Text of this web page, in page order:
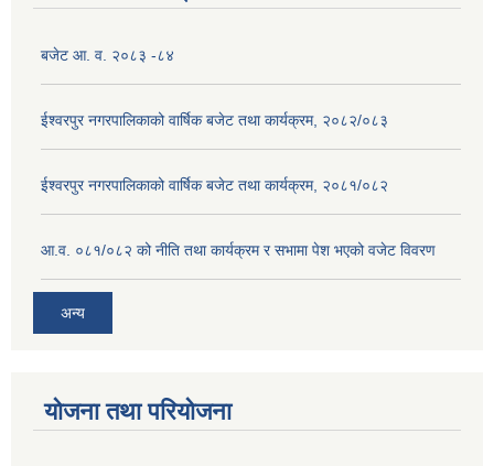
बजेट आ. व. २०८३ -८४
ईश्वरपुर नगरपालिकाको वार्षिक बजेट तथा कार्यक्रम, २०८२/०८३
ईश्वरपुर नगरपालिकाको वार्षिक बजेट तथा कार्यक्रम, २०८१/०८२
आ.व. ०८१/०८२ को नीति तथा कार्यक्रम र सभामा पेश भएको वजेट विवरण
अन्य
योजना तथा परियोजना